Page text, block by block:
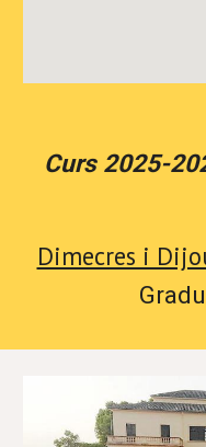
Curs 2025-
Dimecres i